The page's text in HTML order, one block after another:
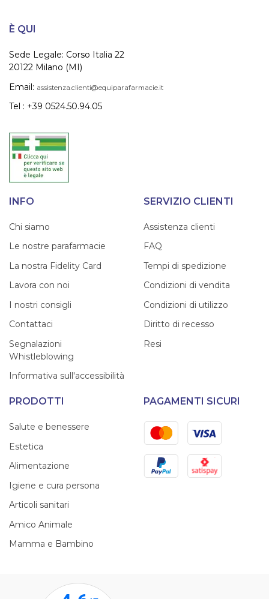
È QUI
Sede Legale: Corso Italia 22
20122 Milano (MI)
Email: assistenza.clienti@equiparafarmacie.it
Tel : +39 0524.50.94.05
INFO
Chi siamo
Le nostre parafarmacie
La nostra Fidelity Card
Lavora con noi
I nostri consigli
Contattaci
Segnalazioni
Whistleblowing
Informativa sull'accessibilità
SERVIZIO CLIENTI
Assistenza clienti
FAQ
Tempi di spedizione
Condizioni di vendita
Condizioni di utilizzo
Diritto di recesso
Resi
PRODOTTI
Salute e benessere
Estetica
Alimentazione
Igiene e cura persona
Articoli sanitari
Amico Animale
Mamma e Bambino
PAGAMENTI SICURI
MastercardVisa
PayPal Satispay